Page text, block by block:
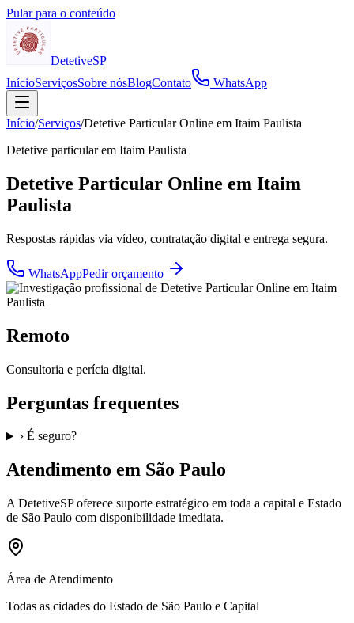
Pular para o conteúdo
DetetiveSP
InícioServiçosSobre nósBlogContato WhatsApp
Início/Serviços/Detetive Particular Online em Itaim Paulista
Detetive particular em Itaim Paulista
Detetive Particular Online em Itaim
Paulista
Respostas rápidas via vídeo, contratação digital e entrega segura.
WhatsAppPedir orçamento
Remoto
Consultoria e perícia digital.
Perguntas frequentes
› É seguro?
Atendimento em São Paulo
A DetetiveSPoferece suporte estratégico em toda a capital e Estado
de São Paulo com disponibilidade imediata.
Área de Atendimento
Todas as cidades do Estado de São Paulo e Capital